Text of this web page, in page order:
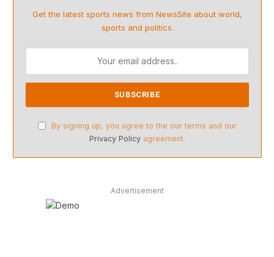
Get the latest sports news from NewsSite about world,
sports and politics.
By signing up, you agree to the our terms and our
Privacy Policy agreement.
Advertisement